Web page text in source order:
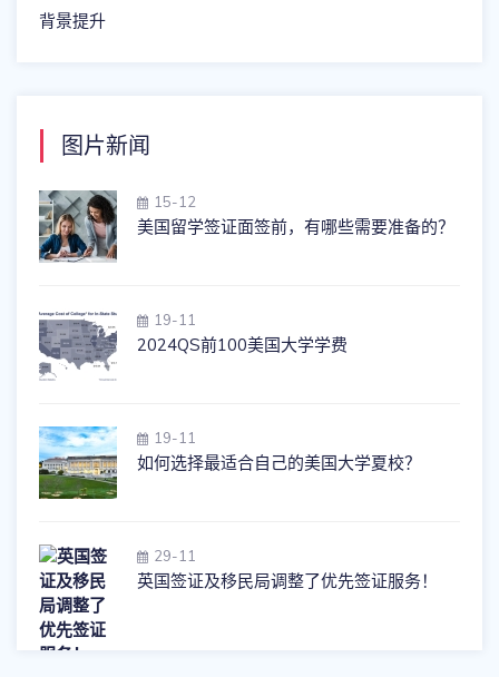
背景提升
图片新闻
15-12
美国留学签证面签前，有哪些需要准备的？
19-11
2024QS前100美国大学学费
19-11
如何选择最适合自己的美国大学夏校？
29-11
英国签证及移民局调整了优先签证服务！